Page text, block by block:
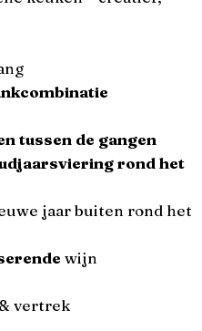
tussen de gangen
rond het
jaar buiten rond het
wijn
vertrek